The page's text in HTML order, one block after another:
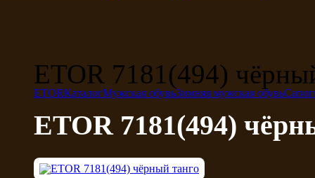
ETOR 7181(494)
ETORКаталогМужская обувьЗимняя мужская обувь
ETOR 7181(494)